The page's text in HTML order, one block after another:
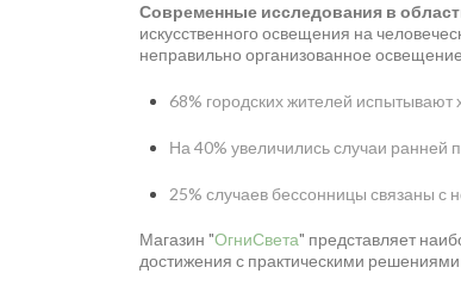
Современные исследования в
искусственного освещения на
неправильно организованное
68% городских жителей испытывают
На 40% увеличились случаи ранней
25% случаев бессонницы связаны
Магазин "ОгниСвета" представляет
достижения с практическими